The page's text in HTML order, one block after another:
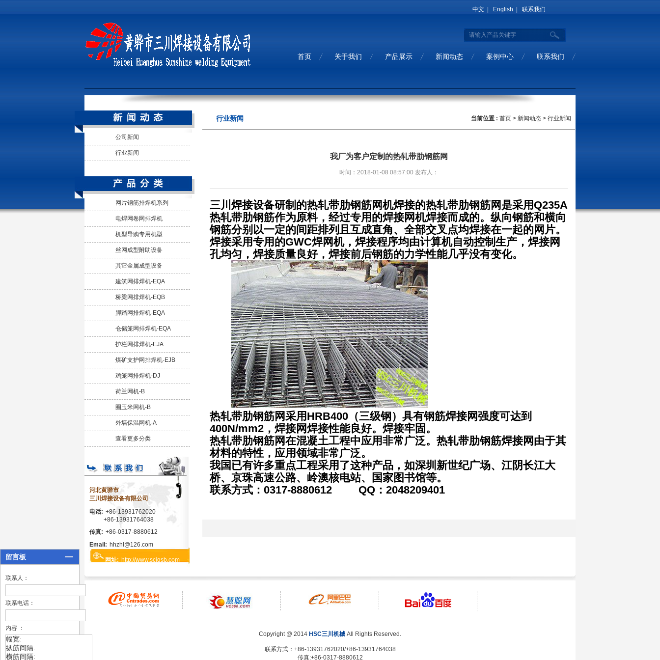
中文 | English | 联系我们
首页 关于我们 产品展示 新闻动态 案例中心 联系我们
公司新闻
行业新闻
网片钢筋排焊机系列
电焊网卷网排焊机
机型导购专用机型
丝网成型附助设备
其它金属成型设备
建筑网排焊机-EQA
桥梁网排焊机-EQB
脚踏网排焊机-EQA
仓储笼网排焊机-EQA
护栏网排焊机-EJA
煤矿支护网排焊机-EJB
鸡笼网排焊机-DJ
荷兰网机-B
圈玉米网机-B
外墙保温网机-A
查看更多分类
河北黄骅市
三川焊接设备有限公司
电话: +86-13931762020
+86-13931764038
传真: +86-0317-8880612
Email: hhzhl@126.com
网址: http://www.scjqsb.com
行业新闻 当前位置 : 首页 > 新闻动态 > 行业新闻
我厂为客户定制的热轧带肋钢筋网
时间：2018-01-08 08:57:00 发布人：
三川焊接设备研制的热轧带肋钢筋网机焊接的热轧带肋钢筋网是采用Q235A
热轧带肋钢筋作为原料，经过专用的焊接网机焊接而成的。纵向钢筋和横向
钢筋分别以一定的间距排列且互成直角、全部交叉点均焊接在一起的网片。
焊接采用专用的GWC焊网机，焊接程序均由计算机自动控制生产，焊接网
孔均匀，焊接质量良好，焊接前后钢筋的力学性能几乎没有变化。
热轧带肋钢筋网采用HRB400（三级钢）具有钢筋焊接网强度可达到
400N/mm2，焊接网焊接性能良好。焊接牢固。
热轧带肋钢筋网在混凝土工程中应用非常广泛。热轧带肋钢筋焊接网由于其
材料的特性，应用领域非常广泛。
我国已有许多重点工程采用了这种产品，如深圳新世纪广场、江阴长江大
桥、京珠高速公路、岭澳核电站、国家图书馆等。
联系方式：0317-8880612 QQ：2048209401
Copyright @ 2014 HSC三川机械 All Rights Reserved.
联系方式：+86-13931762020/+86-13931764038
传真:+86-0317-8880612
留言板
联系人：
联系电话：
内容 ：